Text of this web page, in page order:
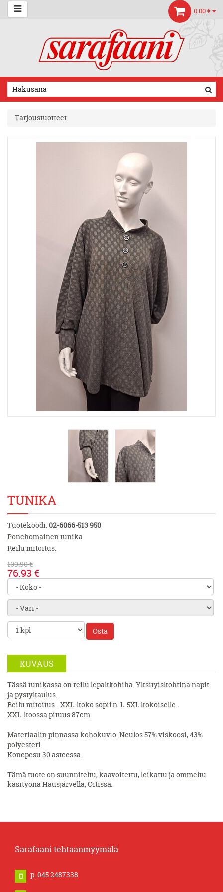
0.00 €
Tarjoustuotteet
TUNIKA
Tuotekoodi:02-6066-513 950
Ponchomainen tunika
Reilu mitoitus.
109.90 €
76.93 €
Osta
KUVAUS
Tässä tunikassa on reilu lepakkohiha. Yksityiskohtina napit
ja pystykaulus.
Reilu mitoitus - XXL-koko sopii n. L-5XL kokoiselle.
XXL-koossa pituus 87cm.
Materiaalin pinnassa kohokuvio. Neulos 57% viskoosi, 43%
polyesteri.
Konepesu 30 asteessa.
Tämä tuote on suunniteltu, kaavoitettu, leikattu ja ommeltu
käsityönä Hausjärvellä, Oitissa.
Sarafaani tehtaanmyymälä
p. 045 2487338